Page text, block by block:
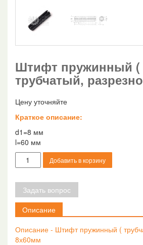
Штифт пружинный (
трубчатый,
Цену уточняйте
Краткое описание:
d1=8 мм
l=60 мм
Количество
товара
пружинный
(
трубчатый,
разрезной),
8х60мм
Добавить в корзину
Задать вопрос
Описание
Описание - Штифт пружинный (
8х60мм